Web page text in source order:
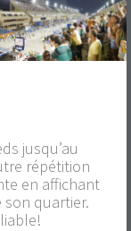
jusqu’au
répétition
en affichant
son quartier.